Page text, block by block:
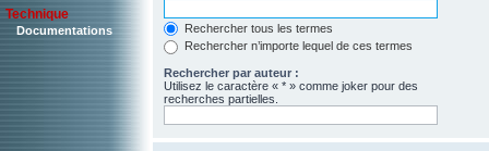
Technique
Documentations
Rechercher tous les termes
Rechercher n’importe lequel de ces termes
Rechercher par auteur :
Utilisez le caractère « * » comme joker pour des
recherches partielles.